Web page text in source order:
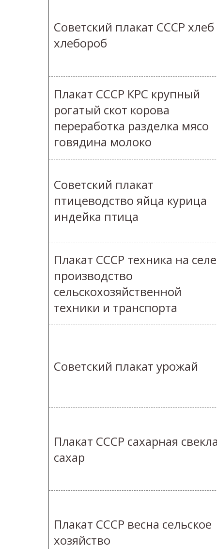
Советский плакат СССР хлеб
хлебороб
Плакат СССР КРС крупный
рогатый скот корова
переработка разделка мясо
говядина молоко
Советский плакат
птицеводство яйца курица
индейка птица
Плакат СССР техника на селе
производство
сельскохозяйственной
техники и транспорта
Советский плакат урожай
Плакат СССР сахарная
сахар
Плакат СССР весна сельское
хозяйство